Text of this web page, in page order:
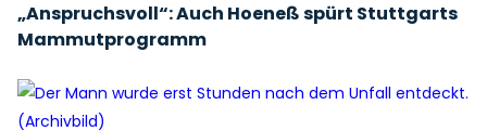
„Anspruchsvoll“: Auch Hoeneß spürt Stuttgarts
Mammutprogramm